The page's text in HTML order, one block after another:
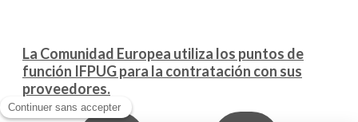
La Comunidad Europea utiliza los puntos de
función IFPUG para la contratación con sus
proveedores.